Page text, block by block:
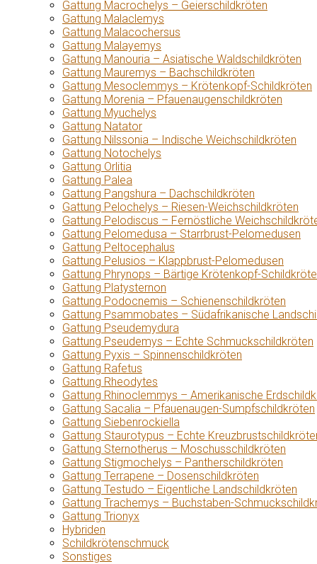
Gattung Macrochelys – Geierschildkröten
Gattung Malaclemys
Gattung Malacochersus
Gattung Malayemys
Gattung Manouria – Asiatische Waldschildkröten
Gattung Mauremys – Bachschildkröten
Gattung Mesoclemmys – Krötenkopf-Schildkröten
Gattung Morenia – Pfauenaugenschildkröten
Gattung Myuchelys
Gattung Natator
Gattung Nilssonia – Indische Weichschildkröten
Gattung Notochelys
Gattung Orlitia
Gattung Palea
Gattung Pangshura – Dachschildkröten
Gattung Pelochelys – Riesen-Weichschildkröten
Gattung Pelodiscus – Fernöstliche
Gattung Pelomedusa – Starrbrust-Pelomedusen
Gattung Peltocephalus
Gattung Pelusios – Klappbrust-Pelomedusen
Gattung Phrynops – Bärtige Krötenkopf-
Gattung Platysternon
Gattung Podocnemis – Schienenschildkröten
Gattung Psammobates – Südafrikanische
Gattung Pseudemydura
Gattung Pseudemys – Echte Schmuckschildkröten
Gattung Pyxis – Spinnenschildkröten
Gattung Rafetus
Gattung Rheodytes
Gattung Rhinoclemmys – Amerikanische
Gattung Sacalia – Pfauenaugen-Sumpfschildkröten
Gattung Siebenrockiella
Gattung Staurotypus – Echte
Gattung Sternotherus – Moschusschildkröten
Gattung Stigmochelys – Pantherschildkröten
Gattung Terrapene – Dosenschildkröten
Gattung Testudo – Eigentliche Landschildkröten
Gattung Trachemys – Buchstaben-
Gattung Trionyx
Hybriden
Schildkrötenschmuck
Sonstiges